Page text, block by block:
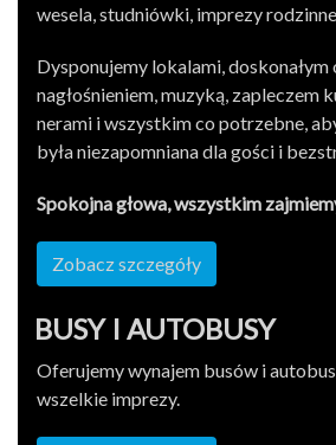
wesela, studniówki, imprezy rodzinne.
Dys­ponu­jemy lokalami, doskon­ałym
nagłośnie­niem, muzyką, zapleczem
nerami i wszys­tkim co potrzebne,
była nieza­pom­ni­ana dla gości i
Spoko­jna głowa, wszys­tkim
Zobacz szczegóły
BUSY I AUTOBUSY
Ofer­u­jemy wyna­jem busów i
wszelkie imprezy.